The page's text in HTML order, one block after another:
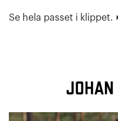
Se hela passet i klippet.